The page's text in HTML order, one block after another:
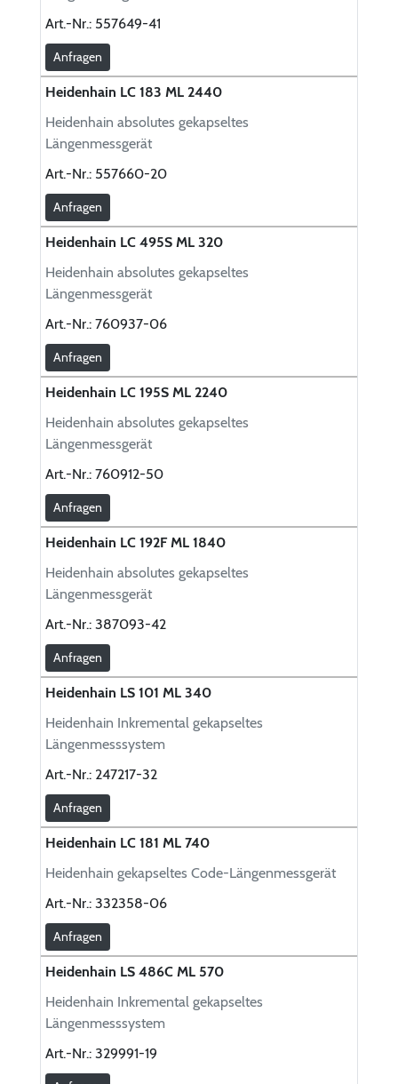
Art.-Nr.: 557649-41
Anfragen
Heidenhain LC 183 ML 2440
Heidenhain absolutes gekapseltes
Längenmessgerät
Art.-Nr.: 557660-20
Anfragen
Heidenhain LC 495S ML 320
Heidenhain absolutes gekapseltes
Längenmessgerät
Art.-Nr.: 760937-06
Anfragen
Heidenhain LC 195S ML 2240
Heidenhain absolutes gekapseltes
Längenmessgerät
Art.-Nr.: 760912-50
Anfragen
Heidenhain LC 192F ML 1840
Heidenhain absolutes gekapseltes
Längenmessgerät
Art.-Nr.: 387093-42
Anfragen
Heidenhain LS 101 ML 340
Heidenhain Inkremental gekapseltes
Längenmesssystem
Art.-Nr.: 247217-32
Anfragen
Heidenhain LC 181 ML 740
Heidenhain gekapseltes Code-Längenmessgerät
Art.-Nr.: 332358-06
Anfragen
Heidenhain LS 486C ML 570
Heidenhain Inkremental gekapseltes
Längenmesssystem
Art.-Nr.: 329991-19